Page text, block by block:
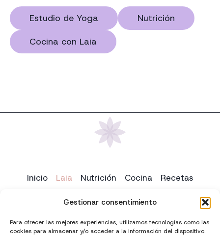
Gestionar consentimiento
Para ofrecer las mejores experiencias, utilizamos tecnologías como las
cookies para almacenar y/o acceder a la información del dispositivo.
Estudio de Yoga
Nutrición
Cocina con Laia
Inicio Laia Nutrición Cocina Recetas
Yoga Contacto